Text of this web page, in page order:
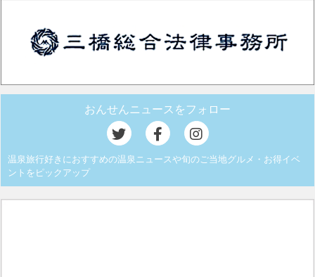
おんせんニュースをフォロー
温泉旅行好きにおすすめの温泉ニュースや旬のご当地グルメ・お得イベ
ントをピックアップ